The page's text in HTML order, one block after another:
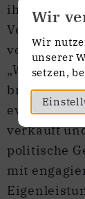
Wir
Wir
unserer
setzen,
ihrer Kirche
Vertreter
von der
„Wir sind
bringen“,
verkauft
politische
mit